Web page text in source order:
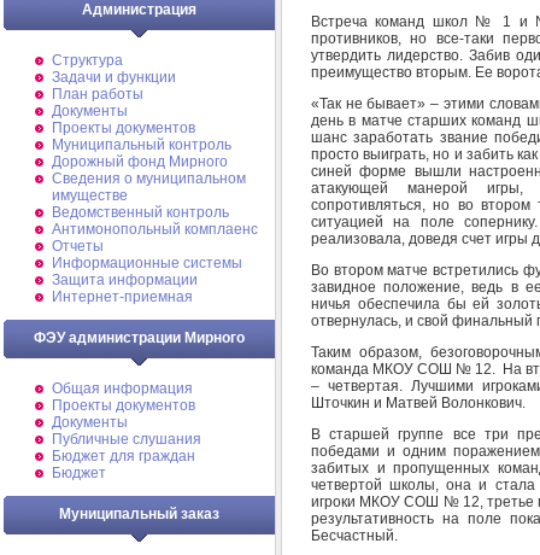
Администрация
Структура
Задачи и функции
План работы
Документы
Проекты документов
Муниципальный контроль
Дорожный фонд Мирного
Cведения о муниципальном
имуществе
Ведомственный контроль
Антимонопольный комплаенс
Отчеты
Информационные системы
Защита информации
Интернет-приемная
ФЭУ администрации Мирного
Общая информация
Проекты документов
Документы
Публичные слушания
Бюджет для граждан
Бюджет
Муниципальный заказ
Встреча команд школ № 1 и
противников, но все-таки
утвердить лидерство. Забив
преимущество вторым. Ее
«Так не бывает» – этими
день в матче старших команд
шанс заработать звание
просто выиграть, но и забить
синей форме вышли
атакующей манерой игры,
сопротивляться, но во втором
ситуацией на поле
реализовала, доведя счет игры
Во втором матче встретились
завидное положение, ведь в
ничья обеспечила бы ей
отвернулась, и свой финальный
Таким образом,
команда МКОУ СОШ № 12. На
– четвертая. Лучшими
Шточкин и Матвей Волонкович.
В старшей группе все три
победами и одним
забитых и пропущенных
четвертой школы, она и
игроки МКОУ СОШ № 12, третье
результативность на поле
Бесчастный.